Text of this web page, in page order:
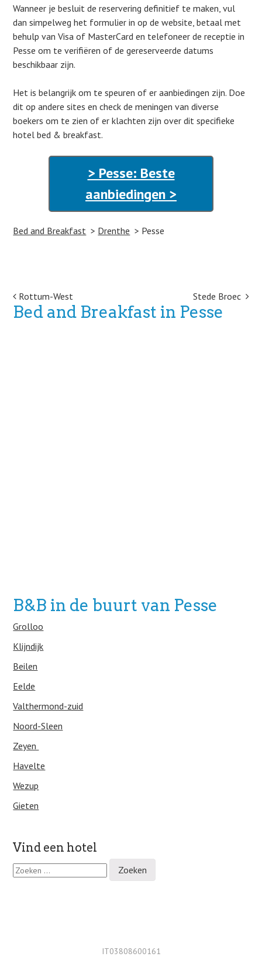
Wanneer je besluit de reservering definitief te maken, vul
dan simpelweg het formulier in op de website, betaal met
behulp van Visa of MasterCard en telefoneer de receptie in
Pesse om te verifiëren of de gereserveerde datums
beschikbaar zijn.
Het is belangrijk om te speuren of er aanbiedingen zijn. Doe
dit op andere sites en check de meningen van diverse
boekers om te zien of er klachten zijn over dit specifieke
hotel bed & breakfast.
> Pesse: Beste
aanbiedingen >
Bed and Breakfast Drenthe Pesse
Post navigation
Rottum-West Stede Broec
Bed and Breakfast in Pesse
B&B in de buurt van Pesse
Grolloo
Klijndijk
Beilen
Eelde
Valthermond-zuid
Noord-Sleen
Zeyen
Havelte
Wezup
Gieten
Vind een hotel
Z
o
IT03808600161